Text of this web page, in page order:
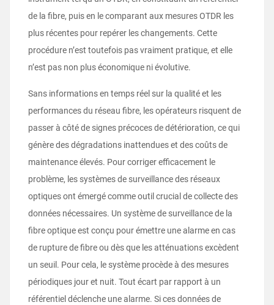
de la fibre, puis en le comparant aux mesures OTDR les
plus récentes pour repérer les changements. Cette
procédure n’est toutefois pas vraiment pratique, et elle
n’est pas non plus économique ni évolutive.
Sans informations en temps réel sur la qualité et les
performances du réseau fibre, les opérateurs risquent de
passer à côté de signes précoces de détérioration, ce qui
génère des dégradations inattendues et des coûts de
maintenance élevés. Pour corriger efficacement le
problème, les systèmes de surveillance des réseaux
optiques ont émergé comme outil crucial de collecte des
données nécessaires. Un système de surveillance de la
fibre optique est conçu pour émettre une alarme en cas
de rupture de fibre ou dès que les atténuations excèdent
un seuil. Pour cela, le système procède à des mesures
périodiques jour et nuit. Tout écart par rapport à un
référentiel déclenche une alarme. Si ces données de